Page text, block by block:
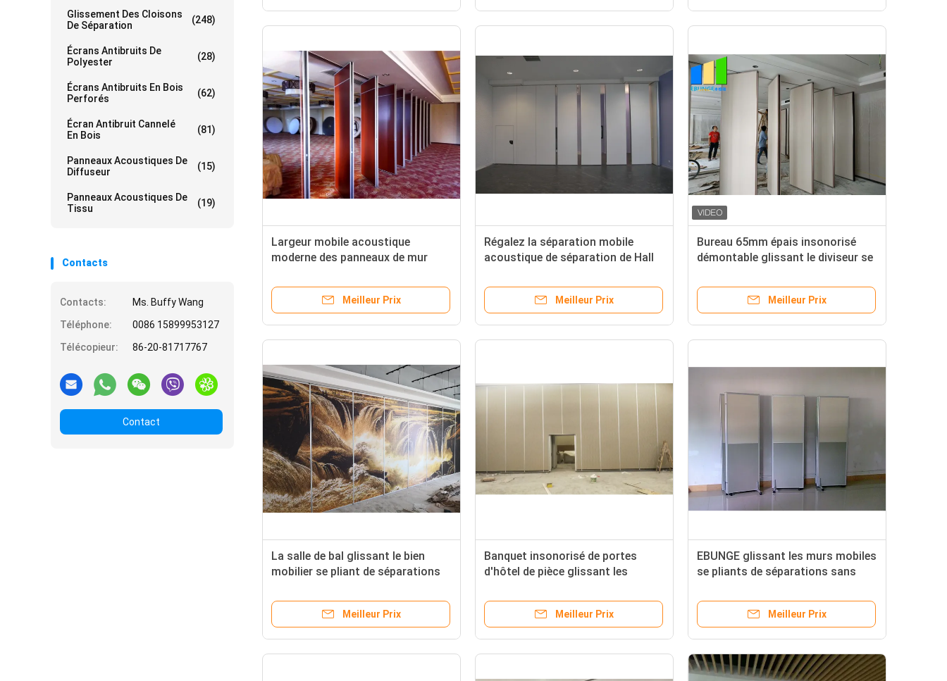
Glissement Des Cloisons
De Séparation
(248)
Écrans Antibruits De
Polyester
(28)
Écrans Antibruits En Bois
Perforés
(62)
Écran Antibruit Cannelé
En Bois
(81)
Panneaux Acoustiques De
Diffuseur
(15)
Panneaux Acoustiques De
Tissu
(19)
Contacts
Contacts:
Ms. Buffy Wang
Téléphone:
0086 15899953127
Télécopieur:
86-20-81717767
Contact
Largeur mobile acoustique
moderne des panneaux de mur
séparation se pliante
Meilleur Prix
Régalez la séparation mobile
acoustique de séparation de Hall
séparation se pliantes
Meilleur Prix
Bureau 65mm épais insonorisé
démontable glissant le diviseur se
Meilleur Prix
La salle de bal glissant le bien
mobilier se pliant de séparations
phonique ASTM
Meilleur Prix
Banquet insonorisé de portes
d'hôtel de pièce glissant les
pliantes de séparation avec de la
Meilleur Prix
EBUNGE glissant les murs mobiles
se pliants de séparations sans
la division de l'espace
Meilleur Prix